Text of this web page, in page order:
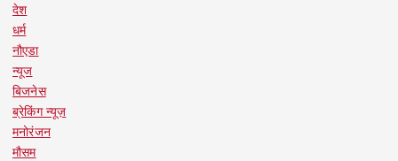
देश
धर्म
नौएडा
न्यूज
बिजनेस
ब्रेकिंग न्यूज़
मनोरंजन
मौसम